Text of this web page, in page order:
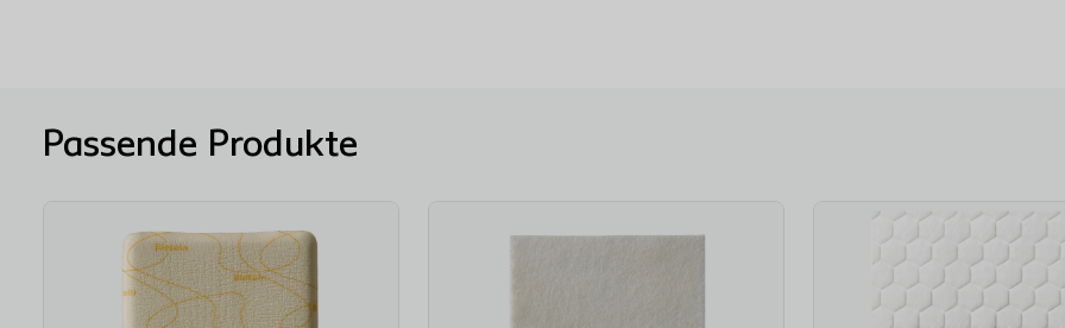
Passende Produkte
Biatain® Non-Adhesive